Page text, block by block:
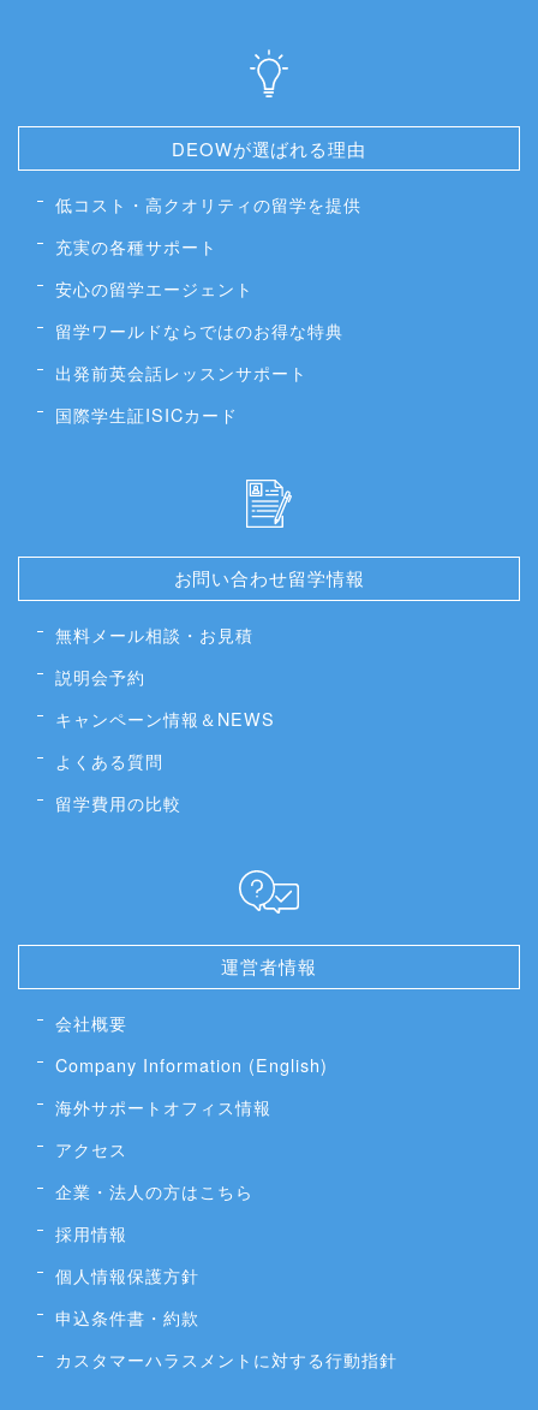
DEOWが選ばれる理由
低コスト・高クオリティの留学を提供
充実の各種サポート
安心の留学エージェント
留学ワールドならではのお得な特典
出発前英会話レッスンサポート
国際学生証ISICカード
お問い合わせ留学情報
無料メール相談・お見積
説明会予約
キャンペーン情報＆NEWS
よくある質問
留学費用の比較
運営者情報
会社概要
Company Information (English)
海外サポートオフィス情報
アクセス
企業・法人の方はこちら
採用情報
個人情報保護方針
申込条件書・約款
カスタマーハラスメントに対する行動指針